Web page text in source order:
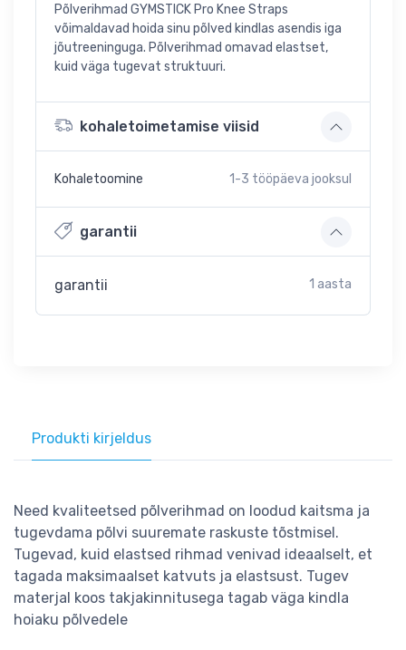
Põlverihmad GYMSTICK Pro Knee Straps
võimaldavad hoida sinu põlved kindlas asendis iga
jõutreeninguga. Põlverihmad omavad elastset,
kuid väga tugevat struktuuri.
kohaletoimetamise viisid
Kohaletoomine 1-3 tööpäeva jooksul
garantii
garantii 1 aasta
Produkti kirjeldus
Need kvaliteetsed põlverihmad on loodud kaitsma ja
tugevdama põlvi suuremate raskuste tõstmisel.
Tugevad, kuid elastsed rihmad venivad ideaalselt, et
tagada maksimaalset katvuts ja elastsust. Tugev
materjal koos takjakinnitusega tagab väga kindla
hoiaku põlvedele